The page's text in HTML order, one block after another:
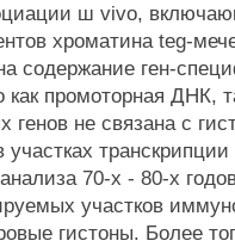
ш vivo,
хроматина teg-
содержание ген-
как промоторная ДНК,
генов не связана с
70-х - 80-х
участков
гистоны. Более